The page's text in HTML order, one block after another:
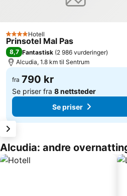
4 Stjerner
Hotell
Prinsotel Mal Pas
8,7 Fantastisk (2 986 vurderinger)
Alcudia, 1.8 km til Sentrum
fra 790 kr
Se priser fra 8 nettsteder
Se priser
Alcudia: andre